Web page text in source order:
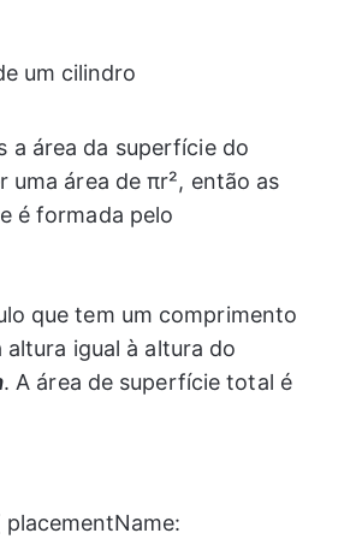
a área da superfície do
uma área de πr², então as
é formada pelo
que tem um comprimento
igual à altura do
. A área de superfície total é